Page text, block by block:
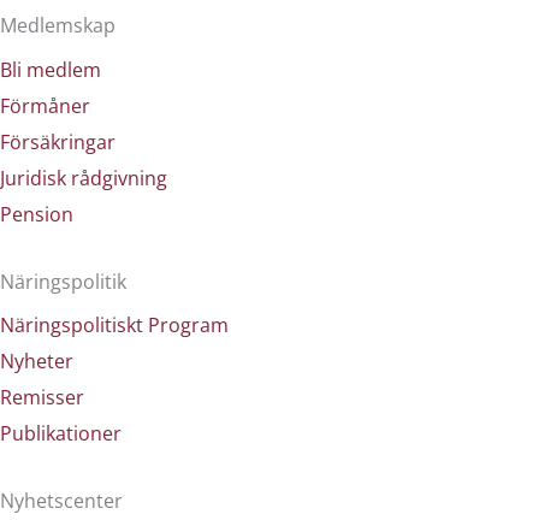
Medlemskap
Bli medlem
Förmåner
Försäkringar
Juridisk rådgivning
Pension
Näringspolitik
Näringspolitiskt Program
Nyheter
Remisser
Publikationer
Nyhetscenter